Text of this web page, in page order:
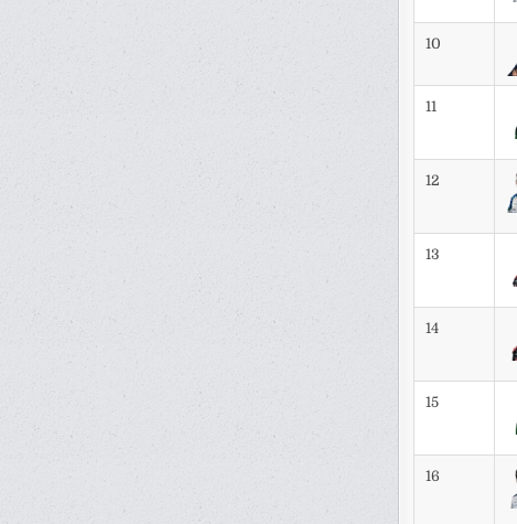
10
11
12
13
14
15
16